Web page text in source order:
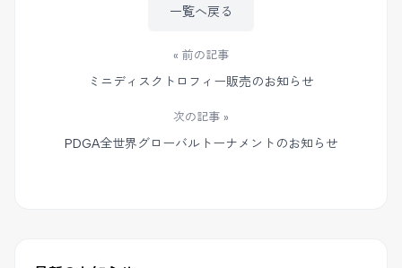
« 前の記事
ミニディスクトロフィー販売のお知らせ
一覧へ戻る
次の記事 »
PDGA全世界グローバルトーナメントのお知らせ